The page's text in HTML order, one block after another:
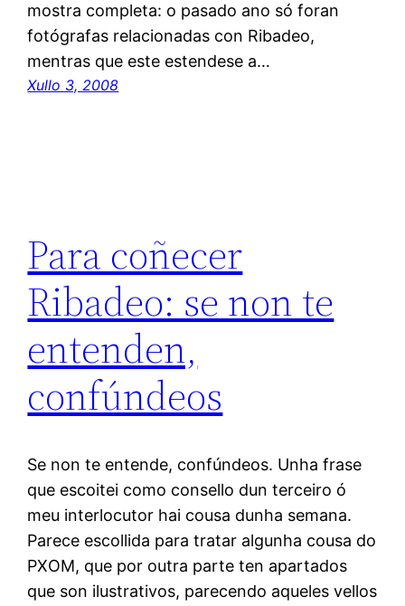
mostra completa: o pasado ano só foran
fotógrafas relacionadas con Ribadeo,
mentras que este estendese a…
Xullo 3, 2008
Para coñecer
Ribadeo: se non te
entenden,
confúndeos
Se non te entende, confúndeos. Unha frase
que escoitei como consello dun terceiro ó
meu interlocutor hai cousa dunha semana.
Parece escollida para tratar algunha cousa do
PXOM, que por outra parte ten apartados
que son ilustrativos, parecendo aqueles vellos